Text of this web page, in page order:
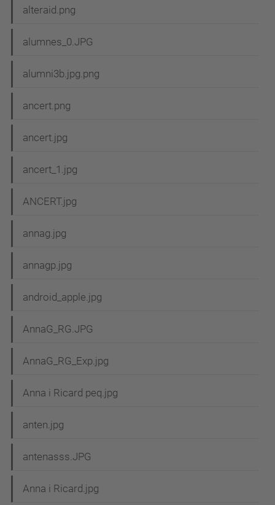
alteraid.png
alumnes_0.JPG
alumni3b.jpg.png
ancert.png
ancert.jpg
ancert_1.jpg
ANCERT.jpg
annag.jpg
annagp.jpg
android_apple.jpg
AnnaG_RG.JPG
AnnaG_RG_Exp.jpg
Anna i Ricard peq.jpg
anten.jpg
antenasss.JPG
Anna i Ricard.jpg